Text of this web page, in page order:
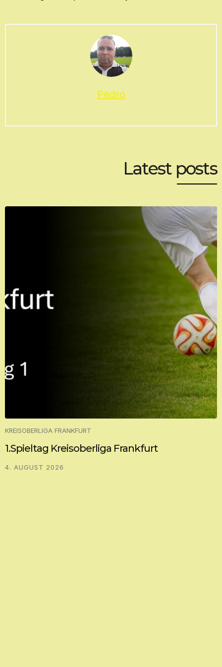
Pedro
Latest posts
KREISOBERLIGA FRANKFURT
1.Spieltag Kreisoberliga Frankfurt
4. AUGUST 2026